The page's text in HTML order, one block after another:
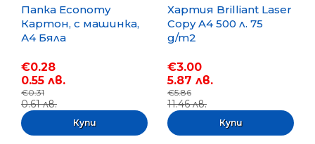
Папка Economy
Картон, с машинка,
А4 Бяла
€0.28
0.55 лв.
€0.31
0.61 лв.
Хартия Brilliant Laser
Copy A4 500 л. 75
g/m2
€3.00
5.87 лв.
€5.86
11.46 лв.